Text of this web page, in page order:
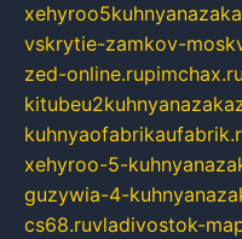
vskrytie-zamkov-
zed-online.rupimchax.ru
xehyroo-5-
guzywia-4-
cs68.ruvladivostok-